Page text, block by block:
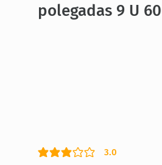
polegadas 9 U
3.0
classificação média é 3 de 5